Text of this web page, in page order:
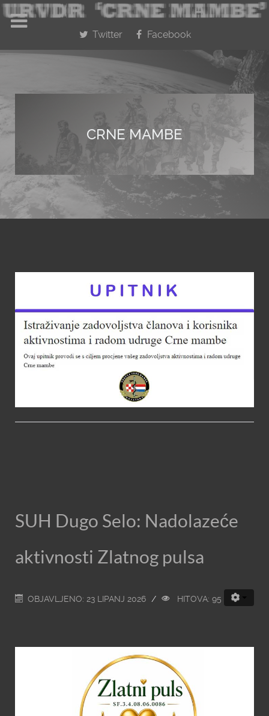
Twitter Facebook
CRNE MAMBE
SUH Dugo Selo: Nadolazeće
aktivnosti Zlatnog pulsa
OBJAVLJENO: 23 LIPANJ 2026 HITOVA: 95